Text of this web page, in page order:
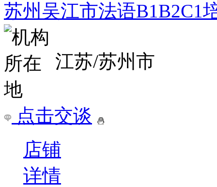
苏州吴江市法语B1B2C1
江苏/苏州市
点击交谈
店铺
详情